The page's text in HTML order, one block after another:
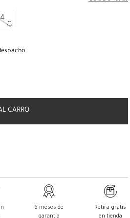
CARRO
6 meses de
garantía
Retira gratis
en tienda